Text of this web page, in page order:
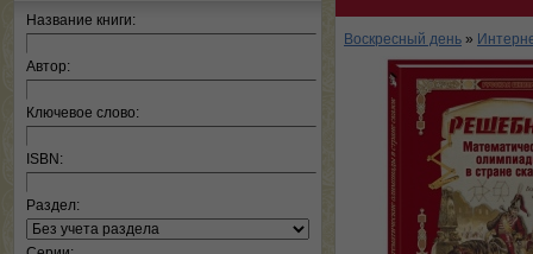
Название книги:
Автор:
Ключевое слово:
ISBN:
Раздел:
Воскресный день »